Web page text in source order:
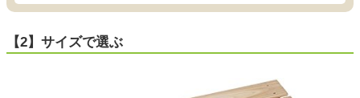
【2】サイズで選ぶ